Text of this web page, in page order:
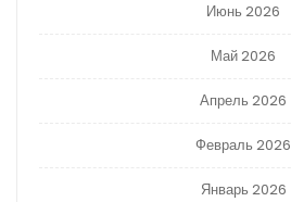
Июнь 2026
Май 2026
Апрель 2026
Февраль 2026
Январь 2026